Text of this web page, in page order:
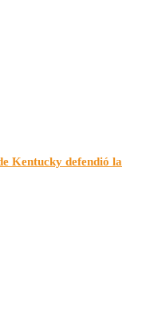
Kentucky defendió la